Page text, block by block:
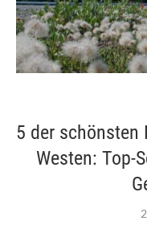
5 der
Westen: Top-